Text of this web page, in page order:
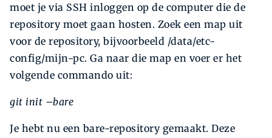
moet je via SSH inloggen op de computer die de
repository moet gaan hosten. Zoek een map uit
voor de repository, bijvoorbeeld /data/etc-
config/mijn-pc. Ga naar die map en voer er het
volgende commando uit:
git init –bare
Je hebt nu een bare-repository gemaakt. Deze